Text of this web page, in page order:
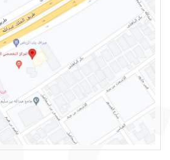
اعراض الشبكية في العين